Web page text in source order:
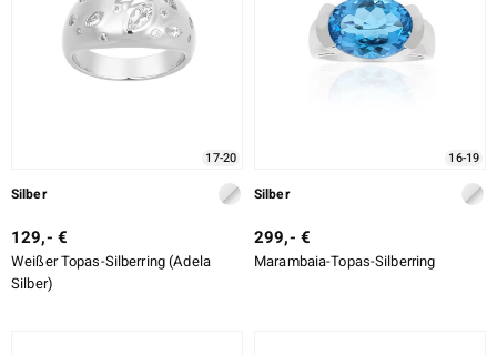
17-20
Silber
129,- €
Weißer Topas-Silberring (Adela
Silber)
16-19
Silber
299,- €
Marambaia-Topas-Silberring